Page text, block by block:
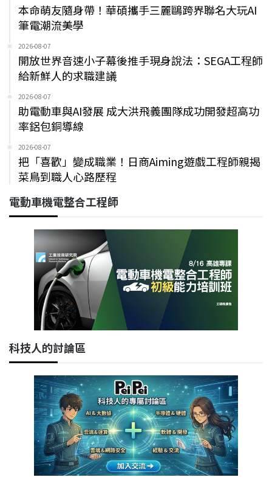
本命萌友隨身帶！華碩攜手三麗鷗跨界聯名大玩AI
筆電潮流美學
2026-08-07
開放世界音速小子幕後推手現身說法：SEGA工程師
給新鮮人的求職建議
2026-08-07
助電動車與AI發展 成大洪飛義團隊成功開發超高功
率鋁包銅導線
2026-08-07
把「喜歡」變成職業！日商Aiming遊戲工程師親揭
菜鳥到職人心路歷程
電動車機電整合工程師
科技人的討論區